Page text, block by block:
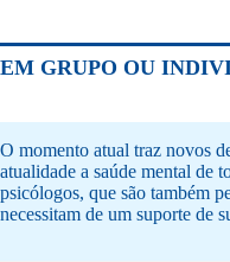
EM GRUPO OU
O momento atual traz novos
atualidade a saúde mental de
psicólogos, que são também
necessitam de um suporte de